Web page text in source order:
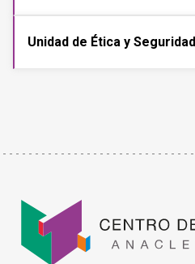
Unidad de Ética y Seguridad